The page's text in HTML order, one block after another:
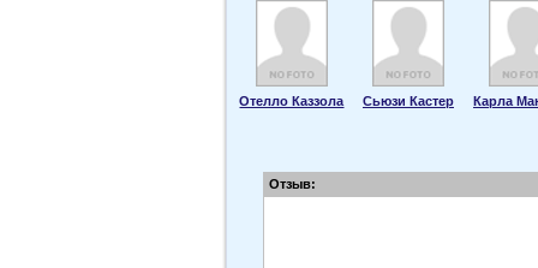
Отелло Каззола Сьюзи Кастер Карла
Отзыв: